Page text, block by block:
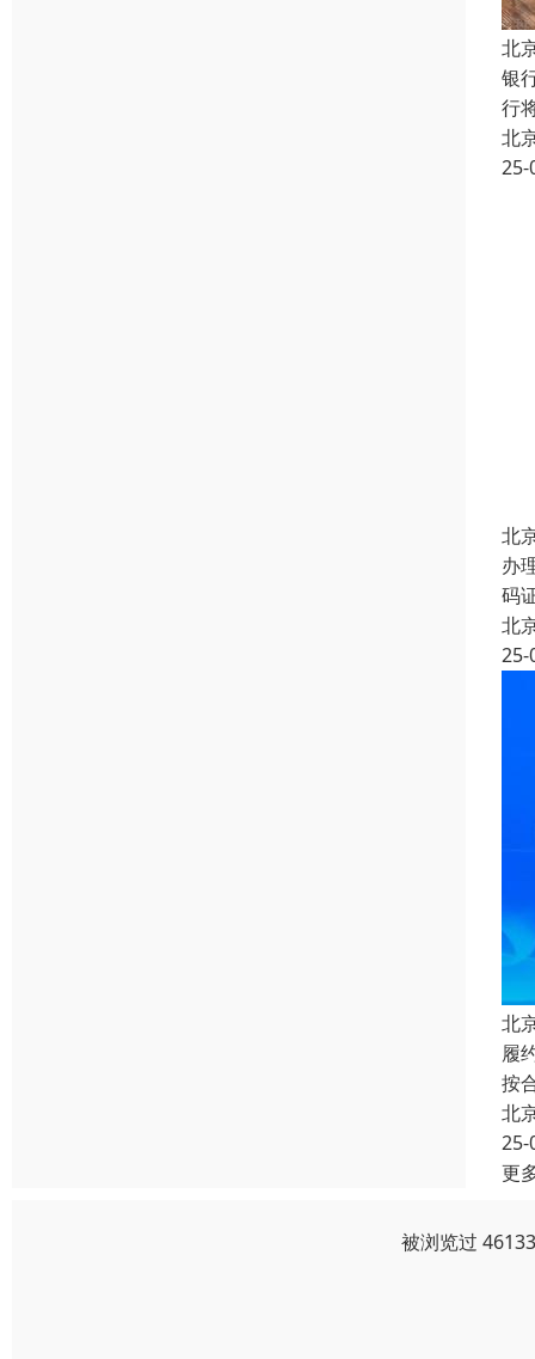
北
银
行
北
25-
北
办
码
北
25-
北
履
按
北
25-
更
被浏览过